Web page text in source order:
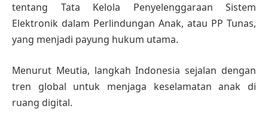
tentang Tata Kelola Penyelenggaraan Sistem
Elektronik dalam Perlindungan Anak, atau PP Tunas,
yang menjadi payung hukum utama.
Menurut Meutia, langkah Indonesia sejalan dengan
tren global untuk menjaga keselamatan anak di
ruang digital.